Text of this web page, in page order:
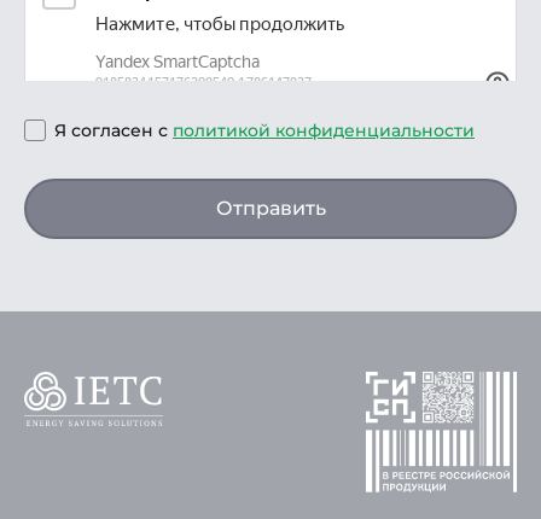
Я согласен с политикой конфиденциальности
Отправить